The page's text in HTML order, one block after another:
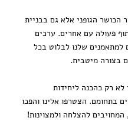
הגופני אלא גם בבניית
פעולה עם אחרים. ערכים
שלנו לבלוט בכל
בצורה מיטבית.
רק כהכנה ליחידות
בתחומם. הצטרפו אלינו והפכו
להצלחה ולמצוינות!